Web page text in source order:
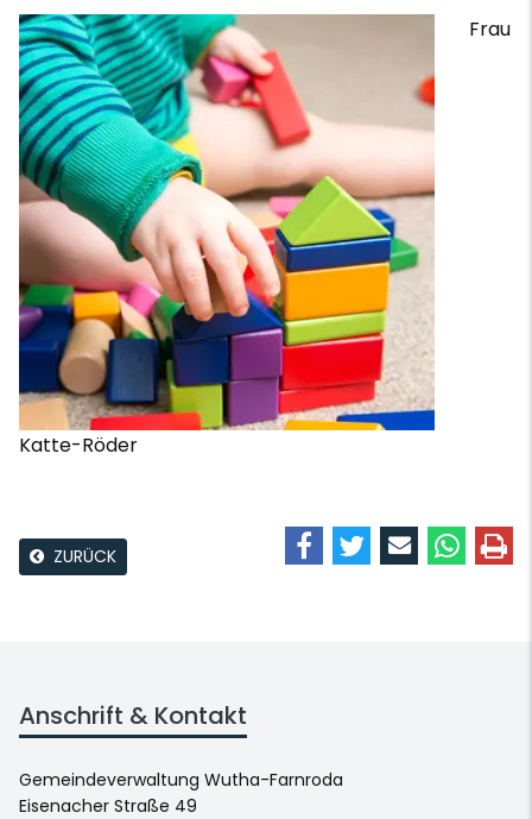
Frau
Katte-Röder
ZURÜCK
Anschrift & Kontakt
Gemeindeverwaltung Wutha-Farnroda
Eisenacher Straße 49